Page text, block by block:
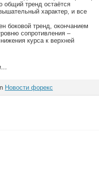
общий тренд остаётся
характер, и все
боковой тренд, окончанием
сопротивления –
курса к верхней
Новости форекс